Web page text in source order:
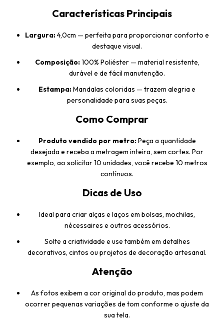
Características Principais
Largura:4,0cm — perfeita para proporcionar conforto e
destaque visual.
Composição:100% Poliéster — material resistente,
durável e de fácil manutenção.
Estampa:Mandalas coloridas — trazem alegria e
personalidade para suas peças.
Como Comprar
Produto vendido por metro:Peça a quantidade
desejada e receba a metragem inteira, sem cortes. Por
exemplo, ao solicitar 10 unidades, você recebe 10 metros
contínuos.
Dicas de Uso
Ideal para criar alças e laços em bolsas, mochilas,
nécessaires e outros acessórios.
Solte a criatividade e use também em detalhes
decorativos, cintos ou projetos de decoração artesanal.
Atenção
As fotos exibem a cor original do produto, mas podem
ocorrer pequenas variações de tom conforme o ajuste da
sua tela.